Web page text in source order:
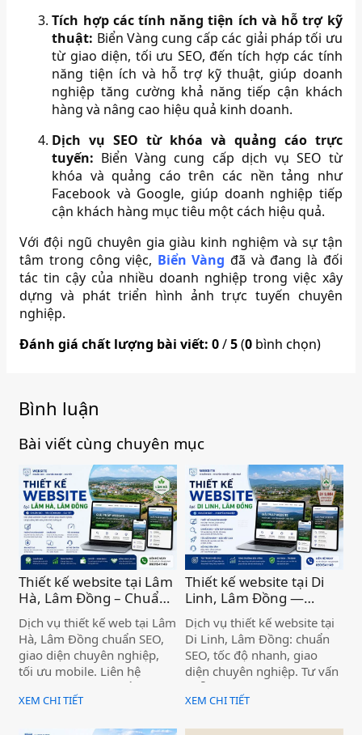
Tích hợp các tính năng tiện ích và hỗ trợ kỹ
thuật: Biển Vàng cung cấp các giải pháp tối ưu
từ giao diện, tối ưu SEO, đến tích hợp các tính
năng tiện ích và hỗ trợ kỹ thuật, giúp doanh
nghiệp tăng cường khả năng tiếp cận khách
hàng và nâng cao hiệu quả kinh doanh.
Dịch vụ SEO từ khóa và quảng cáo trực
tuyến: Biển Vàng cung cấp dịch vụ SEO từ
khóa và quảng cáo trên các nền tảng như
Facebook và Google, giúp doanh nghiệp tiếp
cận khách hàng mục tiêu một cách hiệu quả.
Với đội ngũ chuyên gia giàu kinh nghiệm và sự tận
tâm trong công việc, Biển Vàng đã và đang là đối
tác tin cậy của nhiều doanh nghiệp trong việc xây
dựng và phát triển hình ảnh trực tuyến chuyên
nghiệp.
Đánh giá chất lượng bài viết:0/5(0 bình chọn)
Bình luận
Bài viết cùng chuyên mục
Thiết kế website tại Lâm
Hà, Lâm Đồng – Chuẩn
SEO, Giá Tốt )
Dịch vụ thiết kế web tại Lâm
Hà, Lâm Đồng chuẩn SEO,
giao diện chuyên nghiệp,
tối ưu mobile. Liên hệ
Thanh Sang MOS để được
tư vấn miễn phí ngay hôm
XEM CHI TIẾT
Thiết kế website tại Di
Linh, Lâm Đồng —
Chuẩn SEO, Chuyên
nghiệp )
Dịch vụ thiết kế website tại
Di Linh, Lâm Đồng: chuẩn
SEO, tốc độ nhanh, giao
diện chuyên nghiệp. Tư vấn
miễn phí, bàn giao đúng
hạn. Liên hệ ngay!
XEM CHI TIẾT